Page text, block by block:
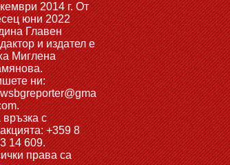
2014 г. От
юни 2022
Главен
и издател е
Миглена
ни:
връзка с
+359 8
14 609.
права са